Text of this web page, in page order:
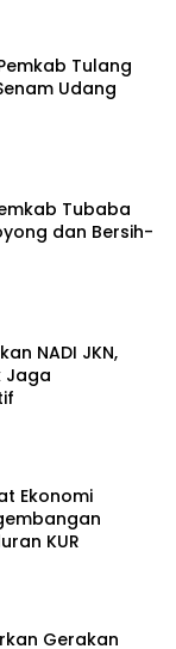
Tulang
Udang
Tubaba
dan Bersih-
NADI JKN,
Jaga
Ekonomi
KUR
Gerakan